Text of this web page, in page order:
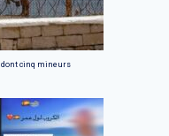
dont cinq mineurs